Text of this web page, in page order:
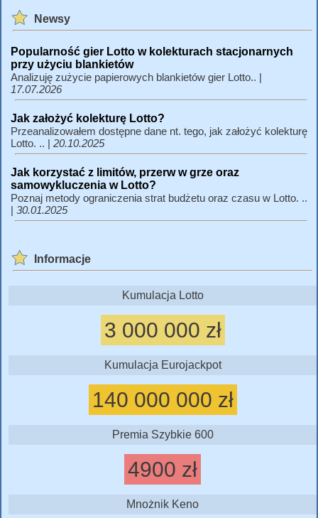
Newsy
Popularność gier Lotto w kolekturach stacjonarnych
przy użyciu blankietów
Analizuję zużycie papierowych blankietów gier Lotto.. |
17.07.2026
Jak założyć kolekturę Lotto?
Przeanalizowałem dostępne dane nt. tego, jak założyć kolekturę
Lotto. .. | 20.10.2025
Jak korzystać z limitów, przerw w grze oraz
samowykluczenia w Lotto?
Poznaj metody ograniczenia strat budżetu oraz czasu w Lotto. ..
| 30.01.2025
Informacje
Kumulacja Lotto
3 000 000 zł
Kumulacja Eurojackpot
140 000 000 zł
Premia Szybkie 600
4900 zł
Mnożnik Keno